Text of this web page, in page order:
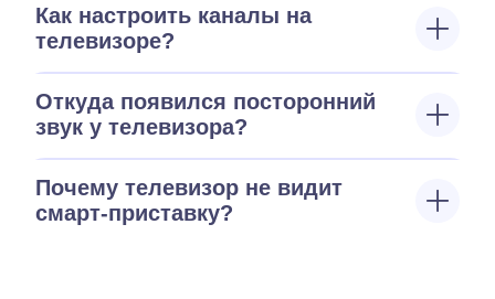
Как настроить каналы на
телевизоре?
Откуда появился посторонний
звук у телевизора?
Почему телевизор не видит
смарт-приставку?